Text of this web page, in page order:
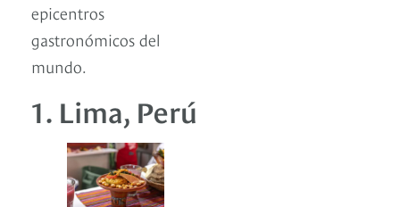
epicentros
gastronómicos del
mundo.
1. Lima, Perú